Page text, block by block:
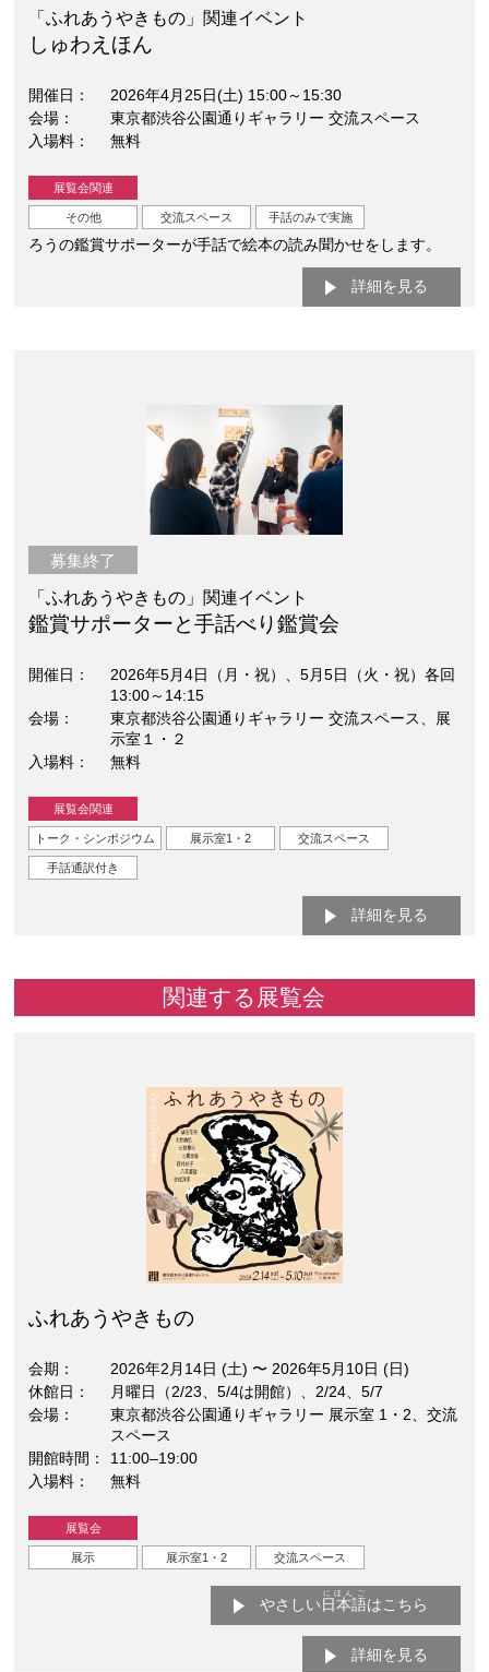
「ふれあうやきもの」関連イベント
しゅわえほん
開催日
2026年4月25日(土) 15:00～15:30
会場
東京都渋谷公園通りギャラリー 交流スペース
入場料
無料
展覧会関連
その他 交流スペース 手話のみで実施
ろうの鑑賞サポーターが手話で絵本の読み聞かせをします。
詳細を見る
募集終了
「ふれあうやきもの」関連イベント
鑑賞サポーターと手話べり鑑賞会
開催日
2026年5月4日（月・祝）、5月5日（火・祝）各回
13:00～14:15
会場
東京都渋谷公園通りギャラリー 交流スペース、展
示室１・２
入場料
無料
展覧会関連
トーク・シンポジウム 展示室1・2 交流スペース
手話通訳付き
詳細を見る
関連する展覧会
ふれあうやきもの
会期 2026年2月14日 (土) 〜 2026年5月10日 (日)
休館日
月曜日（2/23、5/4は開館）、2/24、5/7
会場
東京都渋谷公園通りギャラリー 展示室 1・2、交流
スペース
開館時間
11:00–19:00
入場料
無料
展覧会
展示 展示室1・2 交流スペース
やさしい 日本語
にほんご
はこちら
詳細を見る